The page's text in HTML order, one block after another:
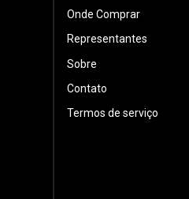
Onde Comprar
Representantes
Sobre
Contato
Termos de serviço